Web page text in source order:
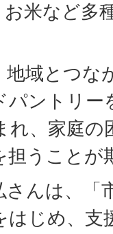
米など多
地域とつな
パントリー
れ、家庭の
担うことが
さんは、「
はじめ、支